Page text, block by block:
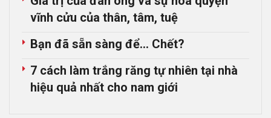
vĩnh cửu của thân, tâm, tuệ
Bạn đã sẵn sàng để… Chết?
7 cách làm trắng răng tự nhiên tại nhà
hiệu quả nhất cho nam giới